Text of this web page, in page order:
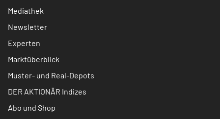
Mediathek
Newsletter
Experten
Marktüberblick
Muster- und Real-Depots
DER AKTIONÄR Indizes
Abo und Shop